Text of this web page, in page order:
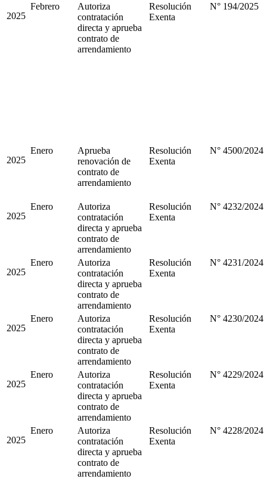
2025
Febrero
Autoriza
contratación
directa y aprueba
contrato de
arrendamiento
Resolución
Exenta
N° 194/2025
2025
Enero
Aprueba
renovación de
contrato de
arrendamiento
Resolución
Exenta
N° 4500/2024
2025
Enero
Autoriza
contratación
directa y aprueba
contrato de
arrendamiento
Resolución
Exenta
N° 4232/2024
2025
Enero
Autoriza
contratación
directa y aprueba
contrato de
arrendamiento
Resolución
Exenta
N° 4231/2024
2025
Enero
Autoriza
contratación
directa y aprueba
contrato de
arrendamiento
Resolución
Exenta
N° 4230/2024
2025
Enero
Autoriza
contratación
directa y aprueba
contrato de
arrendamiento
Resolución
Exenta
N° 4229/2024
2025
Enero
Autoriza
contratación
directa y aprueba
contrato de
arrendamiento
Resolución
Exenta
N° 4228/2024